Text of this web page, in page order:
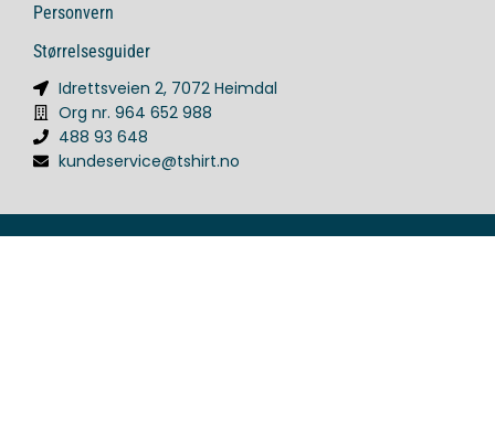
Personvern
Størrelsesguider
Idrettsveien 2, 7072 Heimdal
Org nr. 964 652 988
488 93 648
kundeservice@tshirt.no